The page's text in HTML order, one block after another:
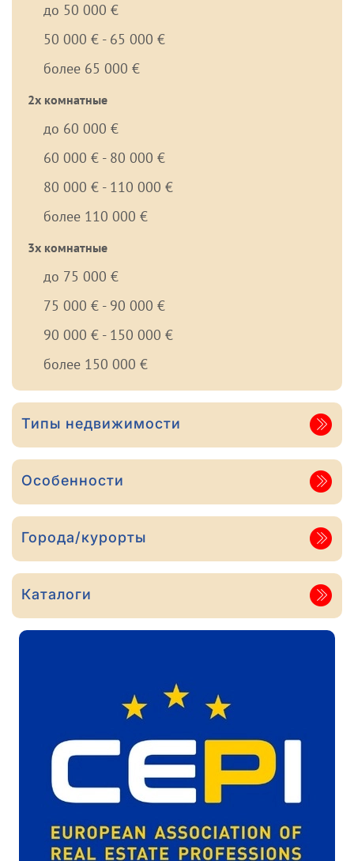
до 50 000 €
50 000 € - 65 000 €
более 65 000 €
2х комнатные
до 60 000 €
60 000 € - 80 000 €
80 000 € - 110 000 €
более 110 000 €
3х комнатные
до 75 000 €
75 000 € - 90 000 €
90 000 € - 150 000 €
более 150 000 €
Типы недвижимости
Особенности
Города/курорты
Каталоги